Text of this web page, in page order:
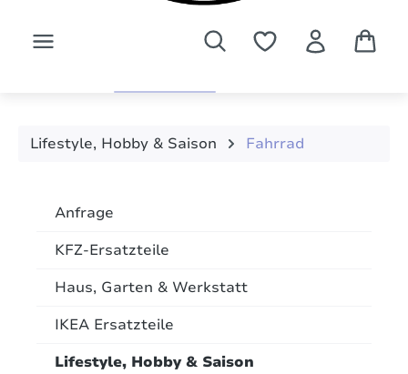
Lifestyle, Hobby & Saison Fahrrad
Anfrage
KFZ-Ersatzteile
Haus, Garten & Werkstatt
IKEA Ersatzteile
Lifestyle, Hobby & Saison